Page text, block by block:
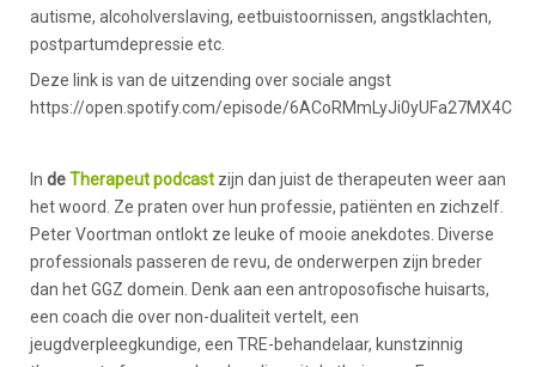
autisme, alcoholverslaving, eetbuistoornissen, angstklachten,
postpartumdepressie etc.
Deze link is van de uitzending over sociale angst
https://open.spotify.com/episode/6ACoRMmLyJi0yUFa27MX4C
In deTherapeut podcast zijn dan juist de therapeuten weer aan
het woord. Ze praten over hun professie, patiënten en zichzelf.
Peter Voortman ontlokt ze leuke of mooie anekdotes. Diverse
professionals passeren de revu, de onderwerpen zijn breder
dan het GGZ domein. Denk aan een antroposofische huisarts,
een coach die over non-dualiteit vertelt, een
jeugdverpleegkundige, een TRE-behandelaar, kunstzinnig